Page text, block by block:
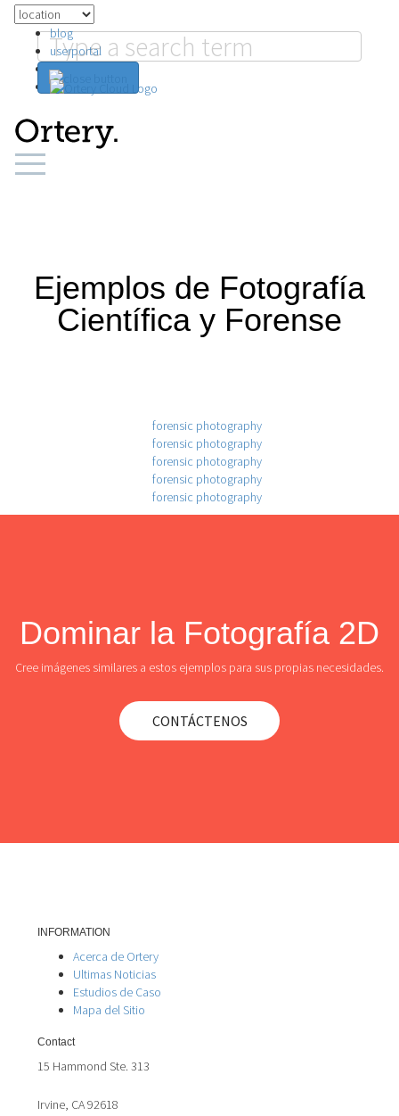
blog
userportal
search
Ejemplos de Fotografía
Científica y Forense
Dominar la Fotografía 2D
Cree imágenes similares a estos ejemplos para sus propias necesidades.
CONTÁCTENOS
INFORMATION
Acerca de Ortery
Ultimas Noticias
Estudios de Caso
Mapa del Sitio
Contact
15 Hammond Ste. 313
Irvine, CA 92618